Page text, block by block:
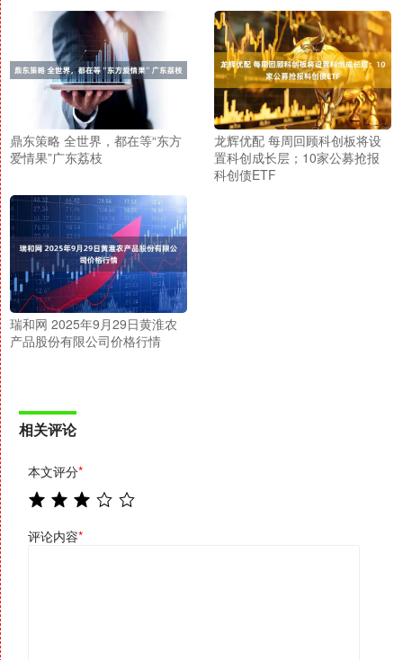
鼎东策略 全世界，都在等“东方
爱情果”广东荔枝
龙辉优配 每周回顾科创板将设
置科创成长层；10家公募抢报
科创债ETF
瑞和网 2025年9月29日黄淮农
产品股份有限公司价格行情
相关评论
本文评分*
评论内容*